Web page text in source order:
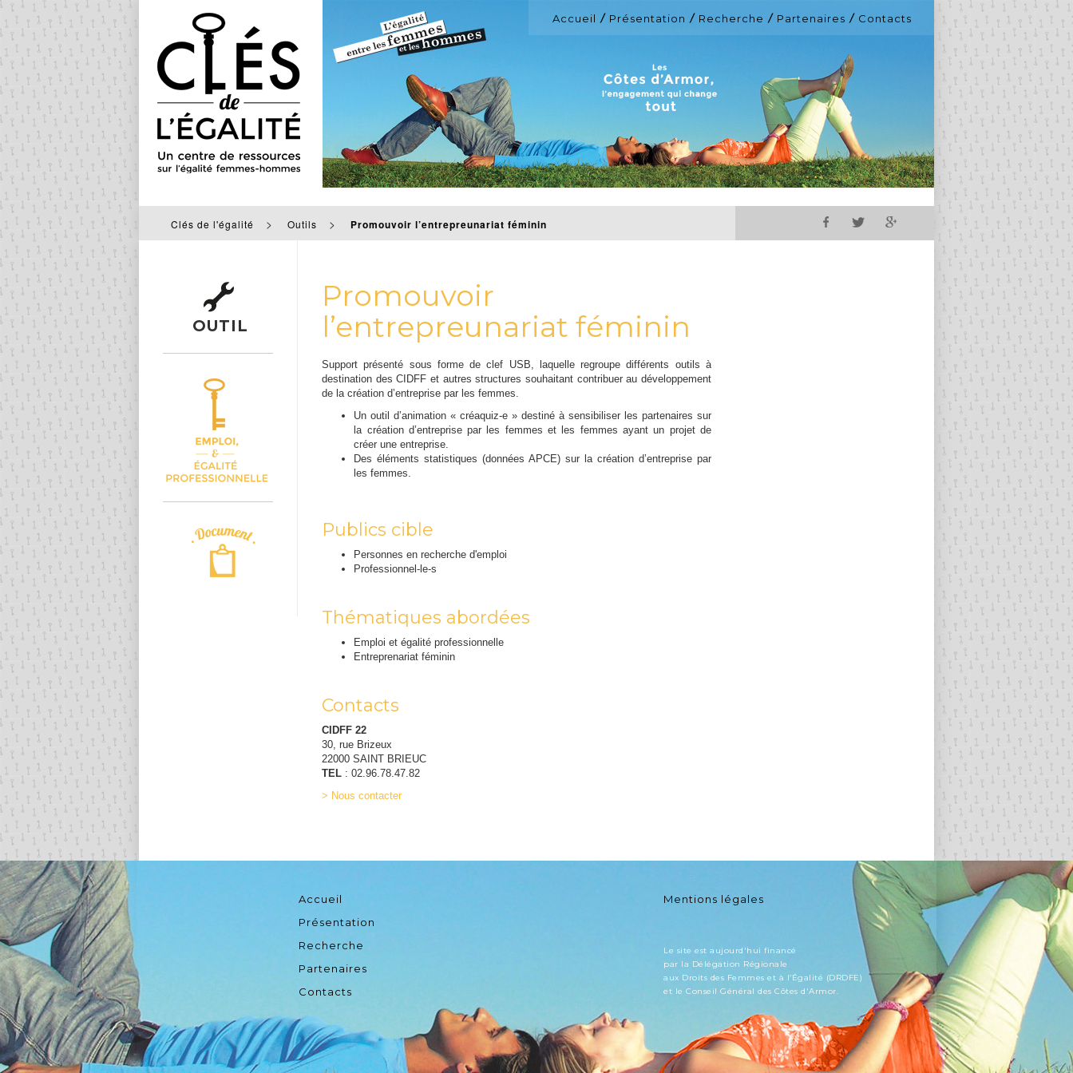
Accueil Présentation Recherche Partenaires Contacts
Clés de l'égalité > Outils > Promouvoir l’entrepreunariat féminin
OUTIL
Promouvoir
l’entrepreunariat féminin
Support présenté sous forme de clef USB, laquelle regroupe différents outils à
destination des CIDFF et autres structures souhaitant contribuer au développement
de la création d’entreprise par les femmes.
Un outil d’animation « créaquiz-e » destiné à sensibiliser les partenaires sur
la création d’entreprise par les femmes et les femmes ayant un projet de
créer une entreprise.
Des éléments statistiques (données APCE) sur la création d’entreprise par
les femmes.
Publics cible
Personnes en recherche d'emploi
Professionnel-le-s
Thématiques abordées
Emploi et égalité professionnelle
Entreprenariat féminin
Contacts
CIDFF 22
30, rue Brizeux
22000 SAINT BRIEUC
TEL : 02.96.78.47.82
> Nous contacter
Accueil
Présentation
Recherche
Partenaires
Contacts
Mentions légales
Le site est aujourd'hui financé
par la Délégation Régionale
aux Droits des Femmes et à l’Égalité (DRDFE)
et le Conseil Général des Côtes d'Armor.